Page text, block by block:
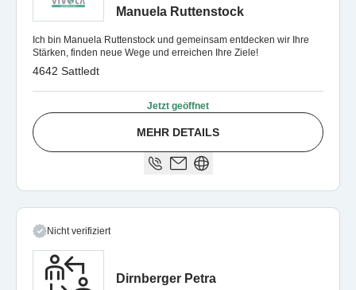
Manuela Ruttenstock
Ich bin Manuela Ruttenstock und gemeinsam entdecken wir Ihre
Stärken, finden neue Wege und erreichen Ihre Ziele!
4642 Sattledt
Jetzt geöffnet
MEHR DETAILS
Nicht verifiziert
Dirnberger Petra